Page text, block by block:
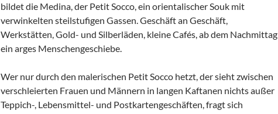
bildet die Medina, der Petit Socco, ein orientalischer Souk mit
verwinkelten steilstufigen Gassen. Geschäft an Geschäft,
Werkstätten, Gold- und Silberläden, kleine Cafés, ab dem Nachmittag
ein arges Menschengeschiebe.
Wer nur durch den malerischen Petit Socco hetzt, der sieht zwischen
verschleierten Frauen und Männern in langen Kaftanen nichts außer
Teppich-, Lebensmittel- und Postkartengeschäften, fragt sich